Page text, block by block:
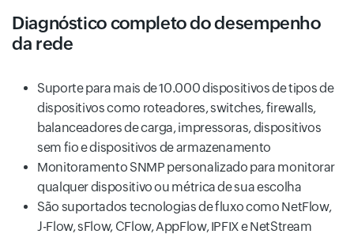
Diagnóstico completo do desempenho
da rede
Suporte para mais de 10.000 dispositivos de tipos de
dispositivos como roteadores, switches, firewalls,
balanceadores de carga, impressoras, dispositivos
sem fio e dispositivos de armazenamento
Monitoramento SNMP personalizado para monitorar
qualquer dispositivo ou métrica de sua escolha
São suportados tecnologias de fluxo como NetFlow,
J-Flow, sFlow, CFlow, AppFlow, IPFIX e NetStream